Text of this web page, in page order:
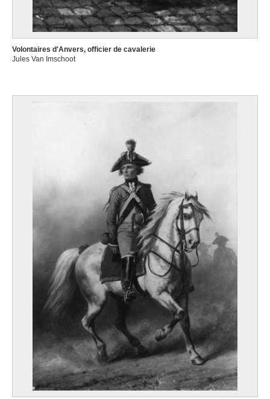
Volontaires d'Anvers, officier de cavalerie
Jules Van Imschoot